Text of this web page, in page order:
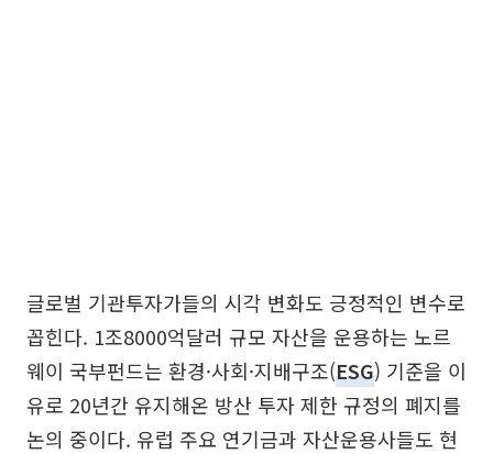
글로벌 기관투자가들의 시각 변화도 긍정적인 변수로
꼽힌다. 1조8000억달러 규모 자산을 운용하는 노르
웨이 국부펀드는 환경·사회·지배구조(ESG) 기준을 이
유로 20년간 유지해온 방산 투자 제한 규정의 폐지를
논의 중이다. 유럽 주요 연기금과 자산운용사들도 현